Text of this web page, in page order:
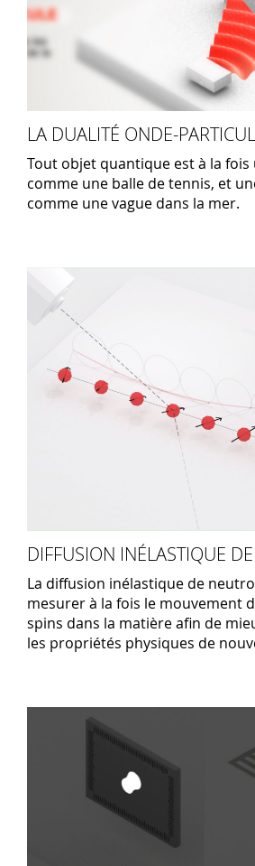
LA DUALITÉ ONDE-
Tout objet quantique est à la fois
comme une balle de tennis, et
comme une vague dans la mer.
DIFFUSION INÉLASTIQUE
La diffusion inélastique de
mesurer à la fois le mouvement
spins dans la matière afin de
les propriétés physiques de